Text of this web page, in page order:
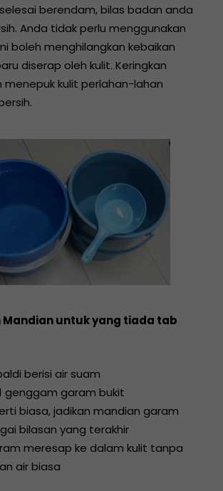
berendam, bilas badan anda
Anda tidak perlu menggunakan
boleh menghilangkan kebaikan
diserap oleh kulit. Keringkan
kulit perlahan-lahan
Mandian untuk yang tiada tab
berisi air suam
genggam garam bukit
biasa, jadikan mandian garam
bilasan yang terakhir
meresap ke dalam kulit tanpa
air biasa